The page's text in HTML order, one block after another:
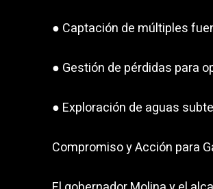
● Captación de múltiples
● Gestión de pérdidas para
● Exploración de aguas
Compromiso y Acción para